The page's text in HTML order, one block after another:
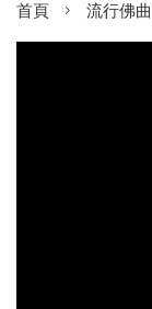
首頁 › 流行佛曲